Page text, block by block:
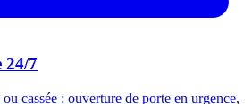
24/7
cassée : ouverture de porte en urgence,